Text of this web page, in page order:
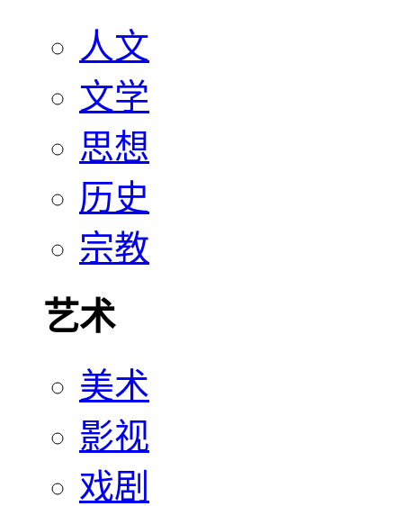
人文
文学
思想
历史
宗教
艺术
美术
影视
戏剧